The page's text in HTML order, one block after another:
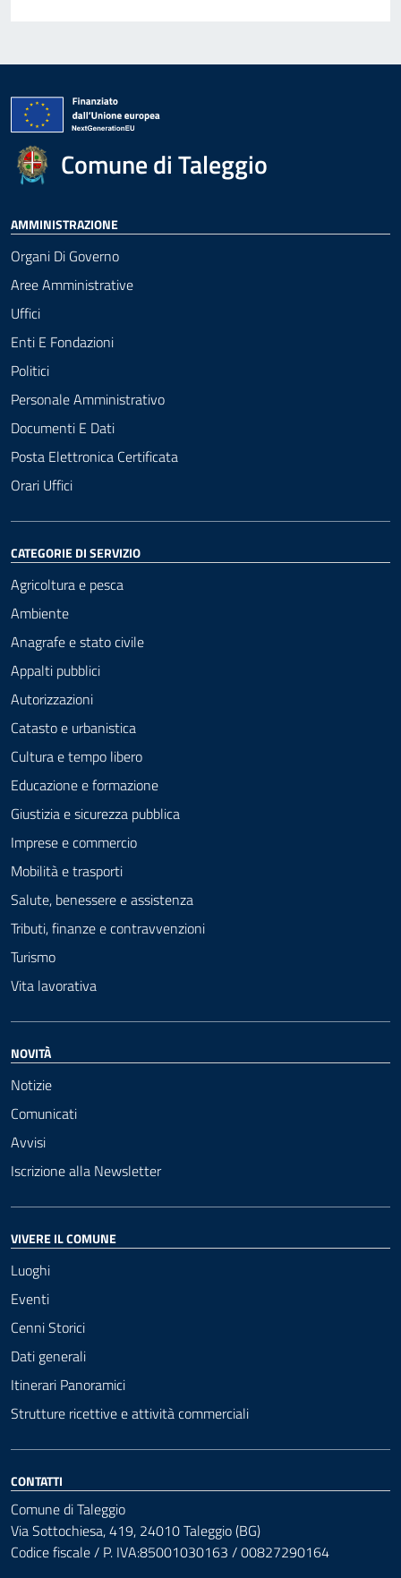
Comune di Taleggio
AMMINISTRAZIONE
Organi Di Governo
Aree Amministrative
Uffici
Enti E Fondazioni
Politici
Personale Amministrativo
Documenti E Dati
Posta Elettronica Certificata
Orari Uffici
CATEGORIE DI SERVIZIO
Agricoltura e pesca
Ambiente
Anagrafe e stato civile
Appalti pubblici
Autorizzazioni
Catasto e urbanistica
Cultura e tempo libero
Educazione e formazione
Giustizia e sicurezza pubblica
Imprese e commercio
Mobilità e trasporti
Salute, benessere e assistenza
Tributi, finanze e contravvenzioni
Turismo
Vita lavorativa
NOVITÀ
Notizie
Comunicati
Avvisi
Iscrizione alla Newsletter
VIVERE IL COMUNE
Luoghi
Eventi
Cenni Storici
Dati generali
Itinerari Panoramici
Strutture ricettive e attività commerciali
CONTATTI
Comune di Taleggio
Via Sottochiesa, 419, 24010 Taleggio (BG)
Codice fiscale / P. IVA:85001030163 / 00827290164